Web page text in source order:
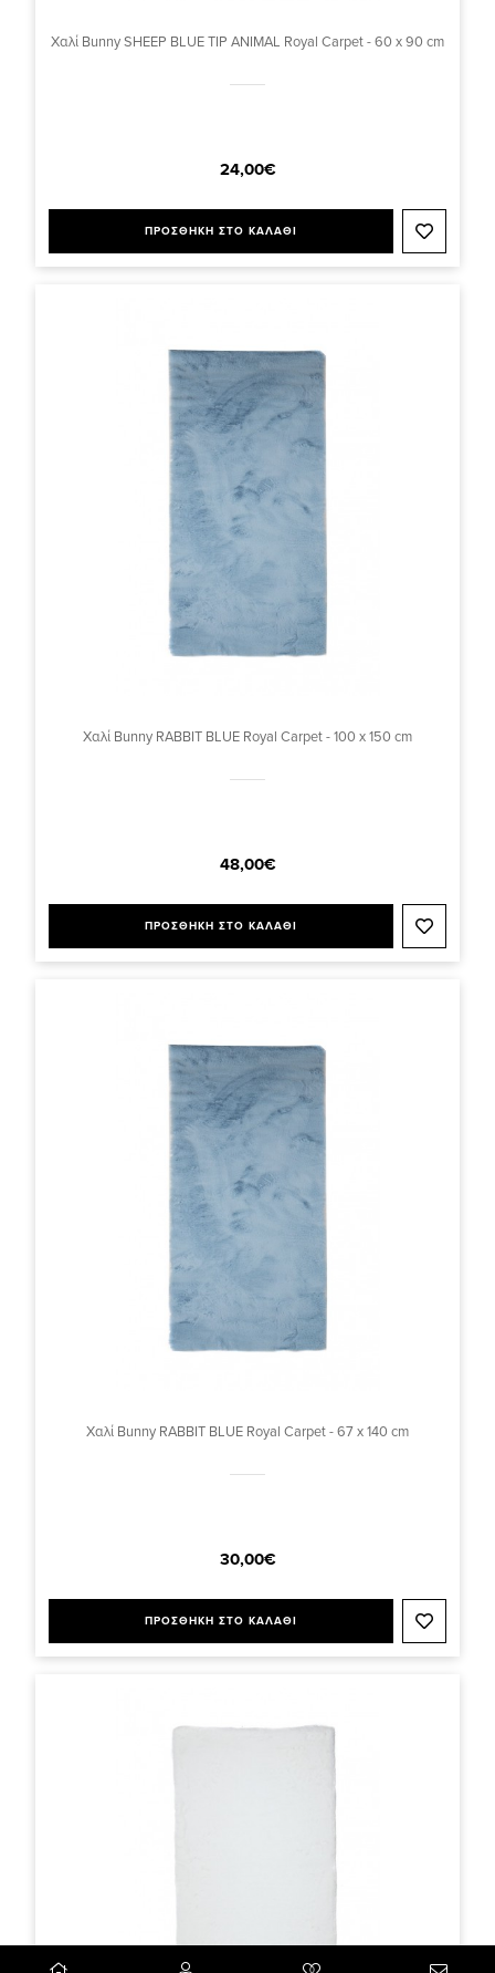
0
Χαλί Bunny SHEEP BLUE TIP ANIMAL Royal Carpet - 60 x 90 cm
24,00€
ΠΡΟΣΘΗΚΗ ΣΤΟ ΚΑΛΑΘΙ
Χαλί Bunny RABBIT BLUE Royal Carpet - 100 x 150 cm
48,00€
ΠΡΟΣΘΗΚΗ ΣΤΟ ΚΑΛΑΘΙ
Χαλί Bunny RABBIT BLUE Royal Carpet - 67 x 140 cm
30,00€
ΠΡΟΣΘΗΚΗ ΣΤΟ ΚΑΛΑΘΙ